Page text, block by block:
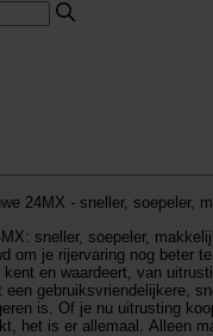
24MX - sneller, soepeler,
soepeler, makkelijker. We
om je rijervaring nog beter
en waardeert, van
gebruiksvriendelijkere,
is. Of je nu uitrusting
het is er allemaal. Alleen